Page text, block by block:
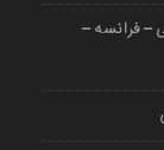
– آلمانی – فرانسه –